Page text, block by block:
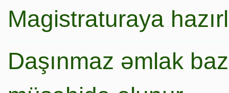
Magistraturaya
Daşınmaz əmlak